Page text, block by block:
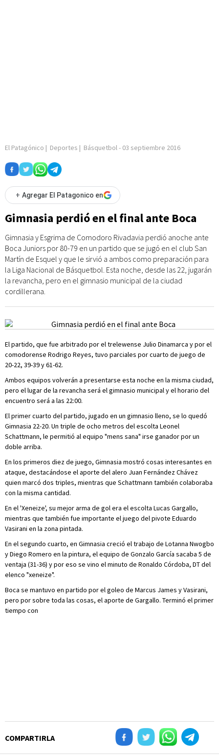
El Patagónico | Deportes | Básquetbol- 03 septiembre 2016
+ Agregar El Patagonico en
Gimnasia perdió en el final ante Boca
Gimnasia y Esgrima de Comodoro Rivadavia perdió anoche ante
Boca Juniors por 80-79 en un partido que se jugó en el club San
Martín de Esquel y que le sirvió a ambos como preparación para
la Liga Nacional de Básquetbol. Esta noche, desde las 22, jugarán
la revancha, pero en el gimnasio municipal de la ciudad
cordillerana.
El partido, que fue arbitrado por el trelewense Julio Dinamarca y por el
comodorense Rodrigo Reyes, tuvo parciales por cuarto de juego de
20-22, 39-39 y 61-62.
Ambos equipos volverán a presentarse esta noche en la misma ciudad,
pero el lugar de la revancha será el gimnasio municipal y el horario del
encuentro será a las 22:00.
El primer cuarto del partido, jugado en un gimnasio lleno, se lo quedó
Gimnasia 22-20. Un triple de ocho metros del escolta Leonel
Schattmann, le permitió al equipo "mens sana" irse ganador por un
doble arriba.
En los primeros diez de juego, Gimnasia mostró cosas interesantes en
ataque, destacándose el aporte del alero Juan Fernández Chávez
quien marcó dos triples, mientras que Schattmann también colaboraba
con la misma cantidad.
En el 'Xeneize', su mejor arma de gol era el escolta Lucas Gargallo,
mientras que también fue importante el juego del pivote Eduardo
Vasirani en la zona pintada.
En el segundo cuarto, en Gimnasia creció el trabajo de Lotanna Nwogbo
y Diego Romero en la pintura, el equipo de Gonzalo García sacaba 5 de
ventaja (31-36) y por eso se vino el minuto de Ronaldo Córdoba, DT del
elenco "xeneize".
Boca se mantuvo en partido por el goleo de Marcus James y Vasirani,
pero por sobre toda las cosas, el aporte de Gargallo. Terminó el primer
tiempo con
COMPARTIRLA